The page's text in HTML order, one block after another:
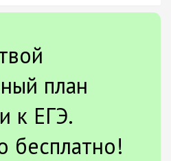
план
к ЕГЭ.
бесплатно!